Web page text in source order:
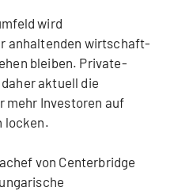
wird
anhaltenden wirtschaft-
bleiben. Private-
aktuell die
mehr Investoren auf
locken.
von Centerbridge